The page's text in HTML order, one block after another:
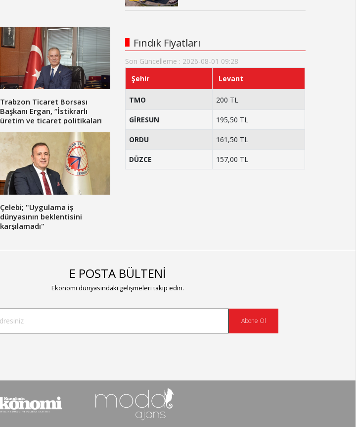
Trabzon Ticaret Borsası
Başkanı Ergan, “İstikrarlı
üretim ve ticaret politikaları
arttıracaktır.”
Çelebi; "Uygulama iş
dünyasının beklentisini
karşılamadı"
Fındık Fiyatları
Son Güncelleme : 2026-08-01 09:28
Şehir
Levant
TMO 200 TL
GİRESUN 195,50 TL
ORDU 161,50 TL
DÜZCE 157,00 TL
E POSTA BÜLTENİ
Ekonomi dünyasındaki gelişmeleri takip edin.
Abone Ol